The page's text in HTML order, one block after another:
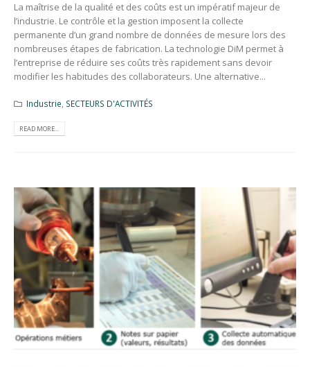
La maîtrise de la qualité et des coûts est un impératif majeur de
l’industrie. Le contrôle et la gestion imposent la collecte
permanente d’un grand nombre de données de mesure lors des
nombreuses étapes de fabrication. La technologie DiM permet à
l’entreprise de réduire ses coûts très rapidement sans devoir
modifier les habitudes des collaborateurs. Une alternative...
Industrie SECTEURS D'ACTIVITÉS
READ MORE...